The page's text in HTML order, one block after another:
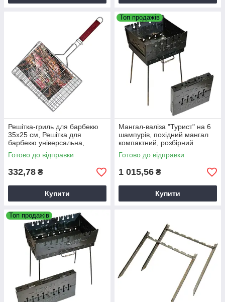
Решітка-гриль для барбекю
35х25 см, Решітка для
барбекю універсальна,
Хромована решітка з ручкою
Готово до відправки
332,78 ₴
Купити
Топ продажів
Мангал-валіза "Турист" на 6
шампурів, похідний мангал
компактний, розбірний
мангал валіза
Готово до відправки
1 015,56 ₴
Купити
Топ продажів